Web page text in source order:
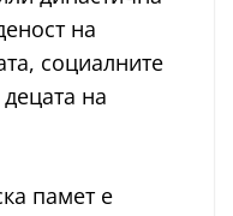
на
социалните
на
памет е